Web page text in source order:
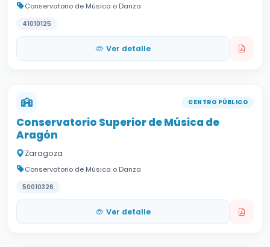
Conservatorio de Música o Danza
41010125
Ver detalle
CENTRO PÚBLICO
Conservatorio Superior de Música de
Aragón
Zaragoza
Conservatorio de Música o Danza
50010326
Ver detalle